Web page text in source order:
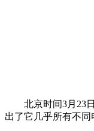
北京时间3月23
出了它几乎所有不同